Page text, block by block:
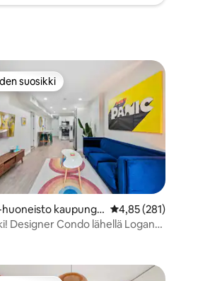
4,93/5, 174 arvostelua
suosikki
suosikki
kaupungis Keskimääräinen arvio
4,85 (281)
Designer Condo lähellä Logan